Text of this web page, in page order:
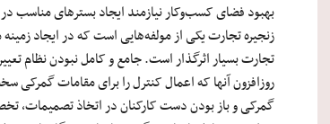
بهبود فضایکسب‌وکارنیازمند ایجاد بسترهای مناسب در
زنجیره تجارت یکی ازمولفه‌هاییاست که در ایجاد
تجارت بسیار اثرگذار است. جامع و کامل نبودن نظام
روزافزون آنها که اعمال کنترل را برای مقامات گمرکی
گمرکی و باز بودن دست کارکنان در اتخاذ تصمیمات،